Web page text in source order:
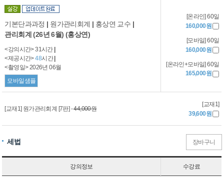
기본단과과정 | 원가관리회계 | 홍상연 교수 |
관리회계 (26년 6월) (홍상연)
<강의시간> 31시간
<제공시간>48시간
<촬영일> 2026년 06월
모바일샘플
[온라인] 60일
160,000원
[모바일] 60일
160,000원
[온라인+모바일] 60일
165,000원
[교재1] 원가관리회계 [7판] -44,000원
[교재1]
39,600원
세법 장바구니
강의정보 수강료